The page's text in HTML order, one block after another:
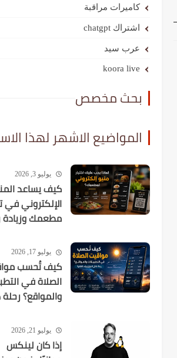
كاميرات مراقبة
اشتراك chatgpt
عرب سيد
koora live
بحث مخصص
المواضيع الاشهر لهذا
يوليو 3, 2026
كيف يساعد
الإلكتروني في
مطعمك وزيادة
يوليو 17, 2026
كيف تُحسب
الصلاة في
والمواقع؟
يوليو 21, 2026
إذا كان لينكس